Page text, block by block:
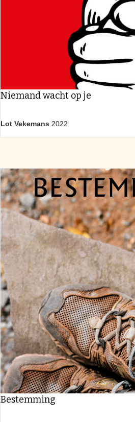
Niemand wacht op je
Lot Vekemans 2022
Bestemming